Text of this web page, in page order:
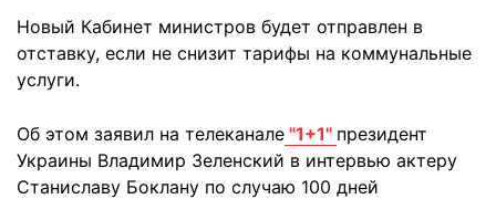
Новый Кабинет министров будет отправлен в
отставку, если не снизит тарифы на коммунальные
услуги.
Об этом заявил на телеканале "1+1" президент
Украины Владимир Зеленский в интервью актеру
Станиславу Боклану по случаю 100 дней